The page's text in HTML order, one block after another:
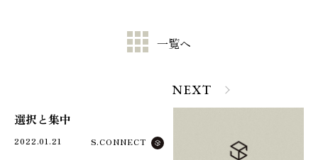
一覧へ
NEXT
選択と集中
2022.01.21 S.CONNECT